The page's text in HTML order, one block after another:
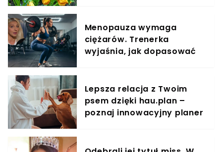
Menopauza wymaga
ciężarów. Trenerka
wyjaśnia, jak dopasować
Lepsza relacja z Twoim
psem dzięki hau.plan –
poznaj innowacyjny planer